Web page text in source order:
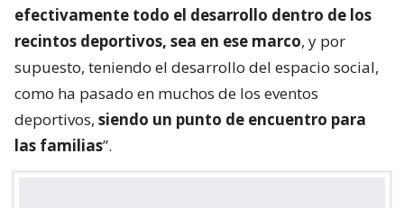
efectivamente todo el desarrollo dentro de los
recintos deportivos, sea en ese marco, y por
supuesto, teniendo el desarrollo del espacio social,
como ha pasado en muchos de los eventos
deportivos, siendo un punto de encuentro para
las familias”.